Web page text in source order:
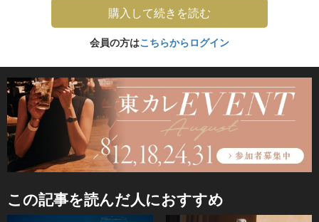
購入して続きを読む
会員の方はこちらからログイン
この記事を読んだ人におすすめ